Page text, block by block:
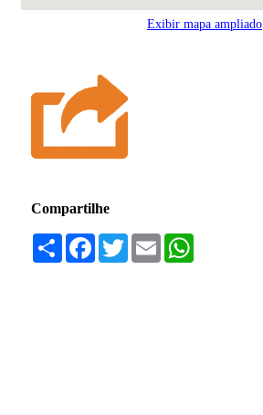
Exibir mapa ampliado
Compartilhe
Compartilhar
Facebook
TwitterEmail